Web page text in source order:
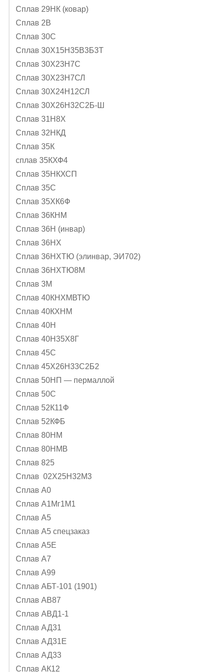
Сплав 29НК (ковар)
Сплав 2В
Сплав 30С
Сплав 30Х15Н35В3Б3Т
Сплав 30Х23Н7С
Сплав 30Х23Н7СЛ
Сплав 30Х24Н12СЛ
Сплав 30Х26Н32С2Б-Ш
Сплав 31Н8Х
Сплав 32НКД
Сплав 35К
сплав 35КХФ4
Сплав 35НКХСП
Сплав 35С
Сплав 35ХК6Ф
Сплав 36КНМ
Сплав 36Н (инвар)
Сплав 36НХ
Сплав 36НХТЮ (элинвар, ЭИ702)
Сплав 36НХТЮ8М
Сплав 3М
Сплав 40КНХМВТЮ
Сплав 40КХНМ
Сплав 40Н
Сплав 40Н35Х8Г
Сплав 45С
Сплав 45Х26Н33С2Б2
Сплав 50НП — пермаллой
Сплав 50С
Сплав 52К11Ф
Сплав 52КФБ
Сплав 80НМ
Сплав 80НМВ
Сплав 825
Сплав 02Х25Н32М3
Сплав А0
Сплав А1Mг1M1
Сплав А5
Сплав А5 спецзаказ
Сплав А5Е
Сплав А7
Сплав А99
Сплав АБТ-101 (1901)
Сплав АВ87
Сплав АВД1-1
Сплав АД31
Сплав АД31Е
Сплав АД33
Сплав АК12